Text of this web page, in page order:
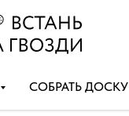
СОБРАТЬ ДОСКУ